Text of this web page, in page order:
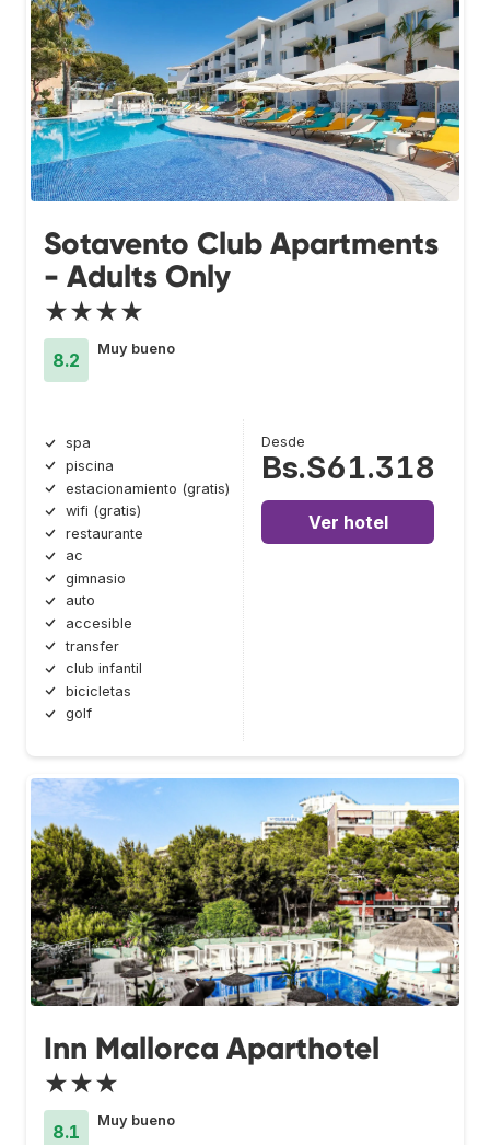
Sotavento Club Apartments
- Adults Only
★★★★
8.2
Muy bueno
spa
piscina
estacionamiento (gratis)
wifi (gratis)
restaurante
ac
gimnasio
auto
accesible
transfer
club infantil
bicicletas
golf
Desde
Bs.S61.318
Ver hotel
Inn Mallorca Aparthotel
★★★
8.1
Muy bueno